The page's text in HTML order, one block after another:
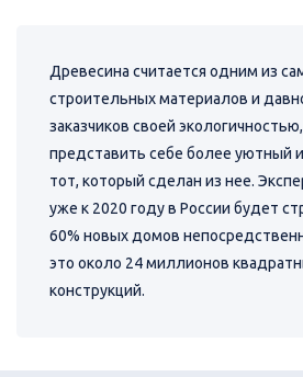
Древесина считается одним из
строительных материалов и
заказчиков своей
представить себе более уютный
тот, который сделан из нее.
уже к 2020 году в России будет
60% новых домов
это около 24 миллионов
конструкций.